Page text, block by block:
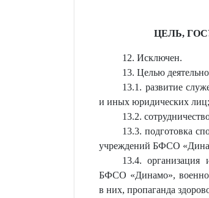
ЦЕЛЬ,
12. Исключен.
13. Целью
13.1. развитие
и иных юридических лиц;
13.2.
13.3. подготовка
учреждений БФСО
13.4. организация
БФСО «Динамо»,
в них, пропаганда